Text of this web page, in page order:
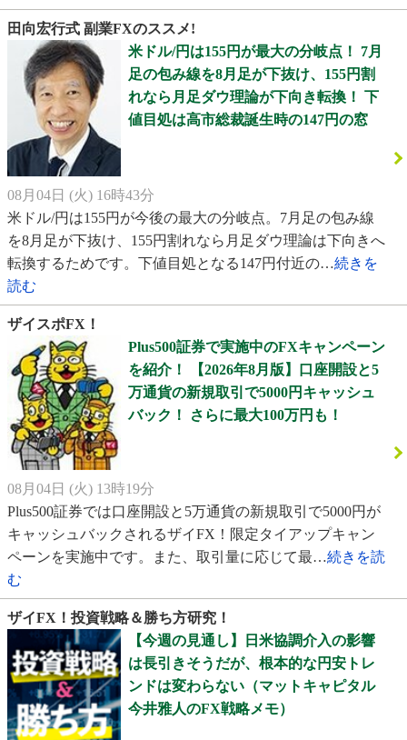
田向宏行式 副業FXのススメ!
米ドル/円は155円が最大の分岐点！ 7月
足の包み線を8月足が下抜け、155円割
れなら月足ダウ理論が下向き転換！ 下
値目処は高市総裁誕生時の147円の窓
08月04日 (火) 16時43分
米ドル/円は155円が今後の最大の分岐点。7月足の包み線
を8月足が下抜け、155円割れなら月足ダウ理論は下向きへ
転換するためです。下値目処となる147円付近の…続きを
読む
ザイスポFX！
Plus500証券で実施中のFXキャンペーン
を紹介！ 【2026年8月版】口座開設と5
万通貨の新規取引で5000円キャッシュ
バック！ さらに最大100万円も！
08月04日 (火) 13時19分
Plus500証券では口座開設と5万通貨の新規取引で5000円が
キャッシュバックされるザイFX！限定タイアップキャン
ペーンを実施中です。また、取引量に応じて最…続きを読
む
ザイFX！投資戦略＆勝ち方研究！
【今週の見通し】日米協調介入の影響
は長引きそうだが、根本的な円安トレ
ンドは変わらない（マットキャピタル
今井雅人のFX戦略メモ）